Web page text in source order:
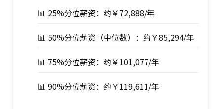
📊 25%分位薪资：约￥72,888/年
📊 50%分位薪资（中位数）：约￥85,294/年
📊 75%分位薪资：约￥101,077/年
📊 90%分位薪资：约￥119,611/年